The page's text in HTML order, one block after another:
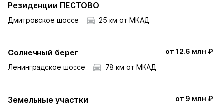
Резиденции ПЕСТОВО
Дмитровское шоссе 25 км от МКАД
Солнечный берег
от 12.6 млн ₽
Ленинградское шоссе
78 км от МКАД
Земельные участки
от 9 млн ₽